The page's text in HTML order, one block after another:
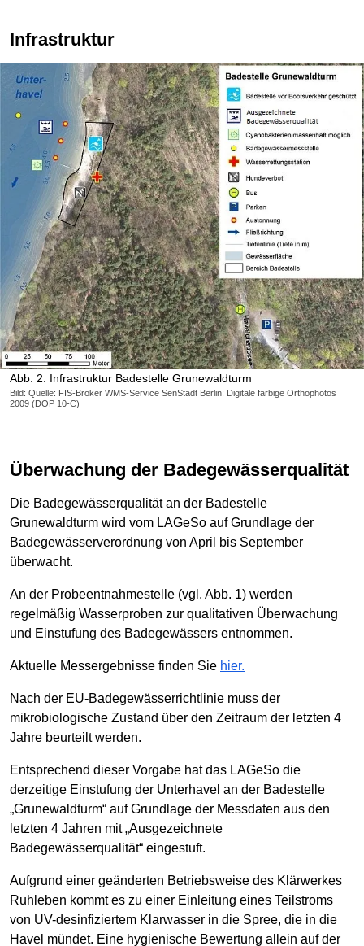
Abb. 2: Infrastruktur Badestelle Grunewaldturm
Bild: Quelle: FIS-Broker WMS-Service SenStadt Berlin: Digitale farbige Orthophotos
2009 (DOP 10-C)
Infrastruktur
Überwachung der Badegewässerqualität
Die Badegewässerqualität an der Badestelle
Grunewaldturm wird vom LAGeSo auf Grundlage der
Badegewässerverordnung von April bis September
überwacht.
An der Probeentnahmestelle (vgl. Abb. 1) werden
regelmäßig Wasserproben zur qualitativen Überwachung
und Einstufung des Badegewässers entnommen.
Aktuelle Messergebnisse finden Sie hier.
Nach der EU-Badegewässerrichtlinie muss der
mikrobiologische Zustand über den Zeitraum der letzten 4
Jahre beurteilt werden.
Entsprechend dieser Vorgabe hat das LAGeSo die
derzeitige Einstufung der Unterhavel an der Badestelle
„Grunewaldturm“ auf Grundlage der Messdaten aus den
letzten 4 Jahren mit „Ausgezeichnete
Badegewässerqualität“ eingestuft.
Aufgrund einer geänderten Betriebsweise des Klärwerkes
Ruhleben kommt es zu einer Einleitung eines Teilstroms
von UV-desinfiziertem Klarwasser in die Spree, die in die
Havel mündet. Eine hygienische Bewertung allein auf der